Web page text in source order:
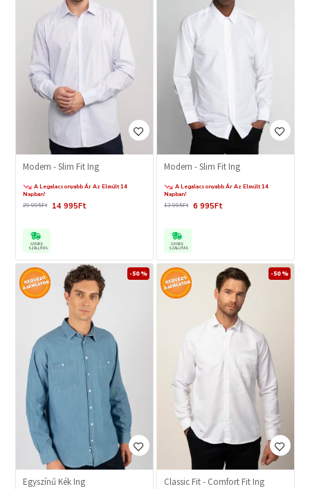
Modern - Slim Fit Ing
A Legalacsonyabb Ár Az Elmúlt 14
Napban!
14 995Ft
29 995Ft
GYORS
SZÁLLÍTÁS
Modern - Slim Fit Ing
A Legalacsonyabb Ár Az Elmúlt 14
Napban!
6 995Ft
13 995Ft
GYORS
SZÁLLÍTÁS
-50 %
Egyszínű Kék Ing
-50 %
Classic Fit - Comfort Fit Ing